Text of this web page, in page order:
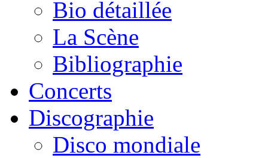
Bio détaillée
La Scène
Bibliographie
Concerts
Discographie
Disco mondiale